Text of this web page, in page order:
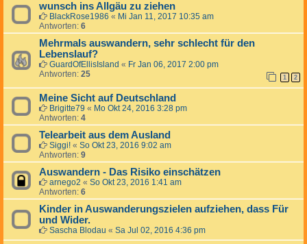
wunsch ins Allgäu zu ziehen
BlackRose1986 « Mi Jan 11, 2017 10:35 am
Antworten: 6
Mehrmals auswandern, sehr schlecht für den
Lebenslauf?
GuardOfEllisIsland « Fr Jan 06, 2017 2:00 pm
Antworten: 25 1 2
Meine Sicht auf Deutschland
Brigitte79 « Mo Okt 24, 2016 3:28 pm
Antworten: 4
Telearbeit aus dem Ausland
Siggi! « So Okt 23, 2016 9:02 am
Antworten: 9
Auswandern - Das Risiko einschätzen
arnego2 « So Okt 23, 2016 1:41 am
Antworten: 6
Kinder in Auswanderungszielen aufziehen, dass Für
und Wider.
Sascha Blodau « Sa Jul 02, 2016 4:36 pm